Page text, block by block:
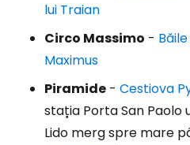
lui Traian
Circo Massimo -
Maximus
Piramide - Cestiova
stația Porta San Paolo
Lido merg spre mare